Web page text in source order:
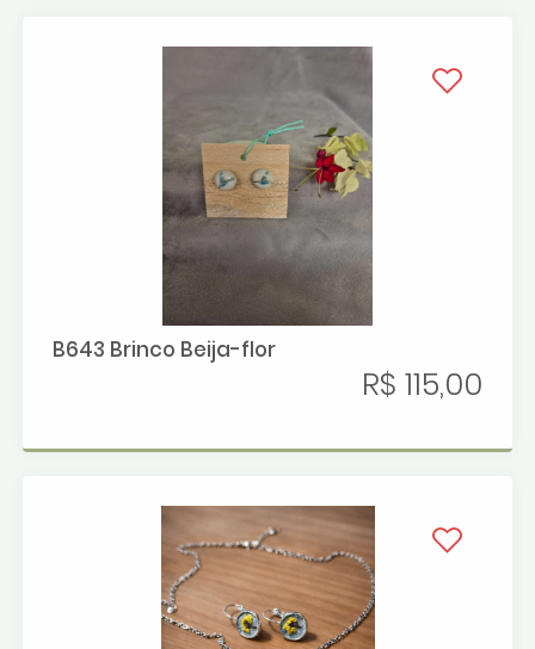
B643 Brinco Beija-flor
R$ 115,00